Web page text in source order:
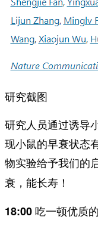
研究截图
研究人员通过诱导
现小鼠的早衰状态
物实验给予我们的
衰，能长寿！
18:00 吃一顿优质